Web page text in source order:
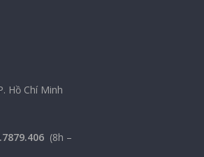
Hồ Chí Minh
(8h –